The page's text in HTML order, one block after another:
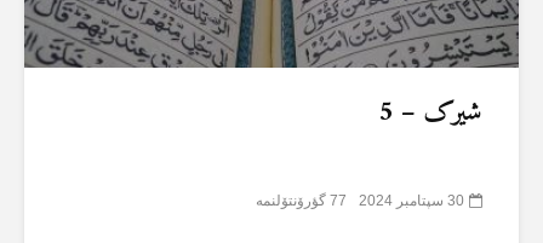
شیرک – 5
30 سپتامبر 2024 77 گؤرۆنتۆلنمە